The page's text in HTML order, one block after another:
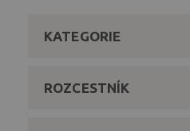
KATEGORIE
ROZCESTNÍK